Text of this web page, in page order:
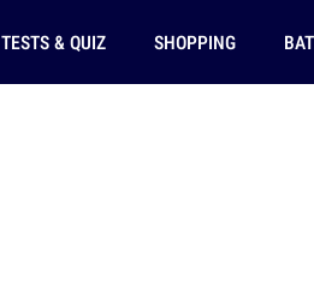
TESTS & QUIZ SHOPPING